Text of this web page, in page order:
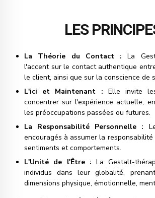
LES
La Théorie du Contact : La
l'accent sur le contact authentique
le client, ainsi que sur la conscience de
L'ici et Maintenant : Elle invite
concentrer sur l'expérience actuelle,
les préoccupations passées ou futures.
La Responsabilité Personnelle :
encouragés à assumer la
sentiments et comportements.
L'Unité de l'Être : La Gestalt-
individus dans leur globalité,
dimensions physique, émotionnelle,